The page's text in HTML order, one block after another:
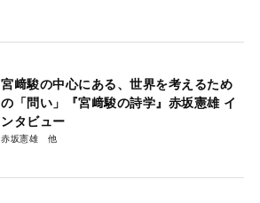
宮﨑駿の中心にある、世界を考えるため
の「問い」『宮﨑駿の詩学』赤坂憲雄 イ
ンタビュー
赤坂憲雄